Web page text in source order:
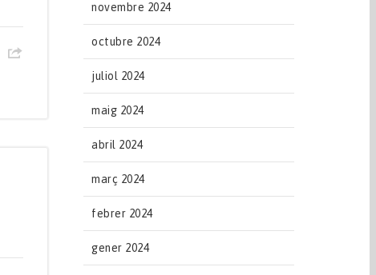
novembre 2024
octubre 2024
juliol 2024
maig 2024
abril 2024
març 2024
febrer 2024
gener 2024